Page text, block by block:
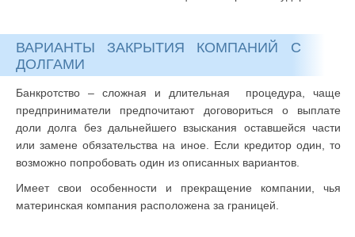
ВАРИАНТЫ ЗАКРЫТИЯ КОМПАНИЙ С
ДОЛГАМИ
Банкротство – сложная и длительная процедура, чаще
предприниматели предпочитают договориться о выплате
доли долга без дальнейшего взыскания оставшейся части
или замене обязательства на иное. Если кредитор один, то
возможно попробовать один из описанных вариантов.
Имеет свои особенности и прекращение компании, чья
материнская компания расположена за границей.